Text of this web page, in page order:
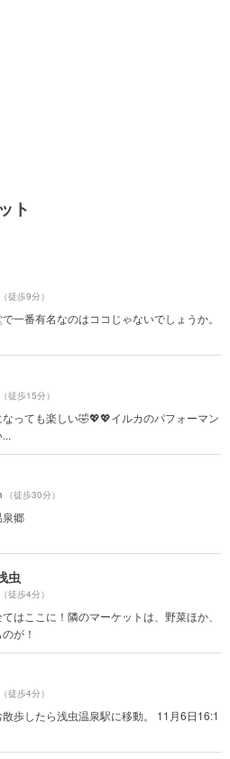
ト
（徒歩9分）
一番有名なのはココじゃないでしょうか。
（徒歩15分）
っても楽しい🤣💖💖イルカのパフォーマン
（徒歩30分）
泉郷
虫
（徒歩4分）
はここに！隣のマーケットは、野菜ほか、
が！
（徒歩4分）
歩したら浅虫温泉駅に移動。 11月6日16:1